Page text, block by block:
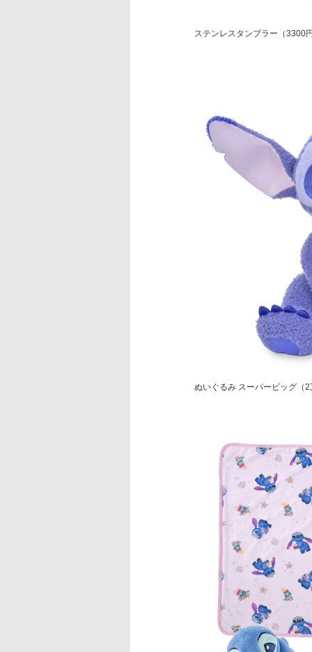
ステンレスタンブラー（3300
ぬいぐるみ スーパービッグ（